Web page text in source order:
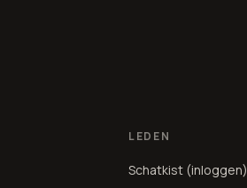
LEDEN
Schatkist (inloggen)